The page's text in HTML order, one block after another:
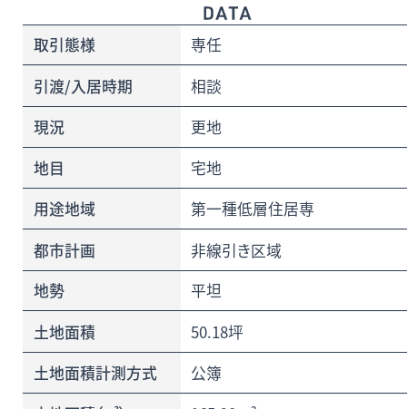
取引態様
専任
引渡/入居時期
相談
現況
更地
地目
宅地
用途地域
第一種低層住居専
都市計画
非線引き区域
地勢
平坦
土地面積
50.18坪
土地面積計測方式
公簿